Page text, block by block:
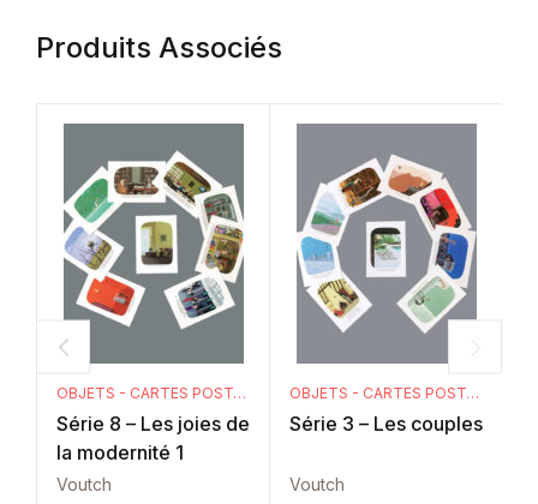
Produits Associés
OBJETS - CARTES POSTALES
Série 8 – Les joies de
la modernité 1
Voutch
OBJETS - CARTES POSTALES
Série 3 – Les couples
Voutch